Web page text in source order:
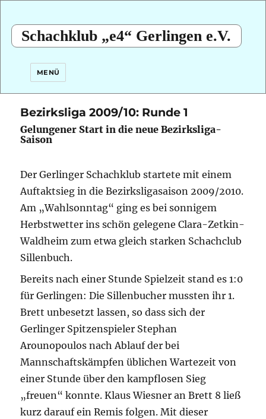
Schachklub „e4“ Gerlingen e.V.
MENÜ
Bezirksliga 2009/10: Runde 1
Gelungener Start in die neue Bezirksliga-
Saison
Der Gerlinger Schachklub startete mit einem
Auftaktsieg in die Bezirksligasaison 2009/2010.
Am „Wahlsonntag“ ging es bei sonnigem
Herbstwetter ins schön gelegene Clara-Zetkin-
Waldheim zum etwa gleich starken Schachclub
Sillenbuch.
Bereits nach einer Stunde Spielzeit stand es 1:0
für Gerlingen: Die Sillenbucher mussten ihr 1.
Brett unbesetzt lassen, so dass sich der
Gerlinger Spitzenspieler Stephan
Arounopoulos nach Ablauf der bei
Mannschaftskämpfen üblichen Wartezeit von
einer Stunde über den kampflosen Sieg
„freuen“ konnte. Klaus Wiesner an Brett 8 ließ
kurz darauf ein Remis folgen. Mit dieser